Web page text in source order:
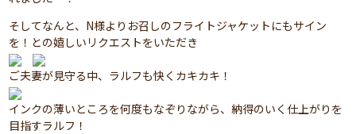
そしてなんと、N様よりお召しのフライトジャケットにもサイン
を！との嬉しいリクエストをいただき
ご夫妻が見守る中、ラルフも快くカキカキ！
インクの薄いところを何度もなぞりながら、納得のいく仕上がりを
目指すラルフ！